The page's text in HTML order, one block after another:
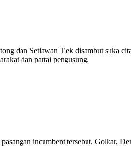
dan Setiawan Tiek disambut suka
dan partai pengusung.
incumbent tersebut. Golkar,